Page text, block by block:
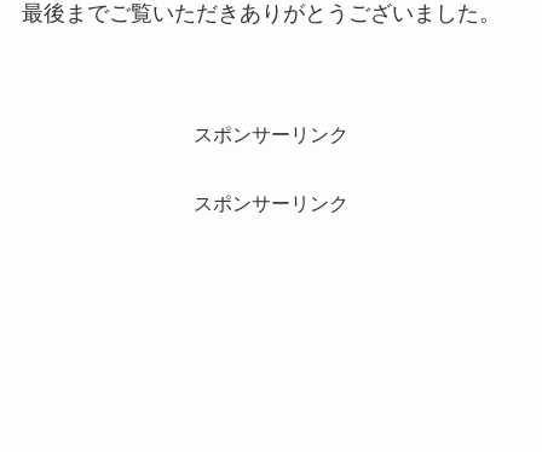
最後までご覧いただきありがとうございました。
スポンサーリンク
スポンサーリンク